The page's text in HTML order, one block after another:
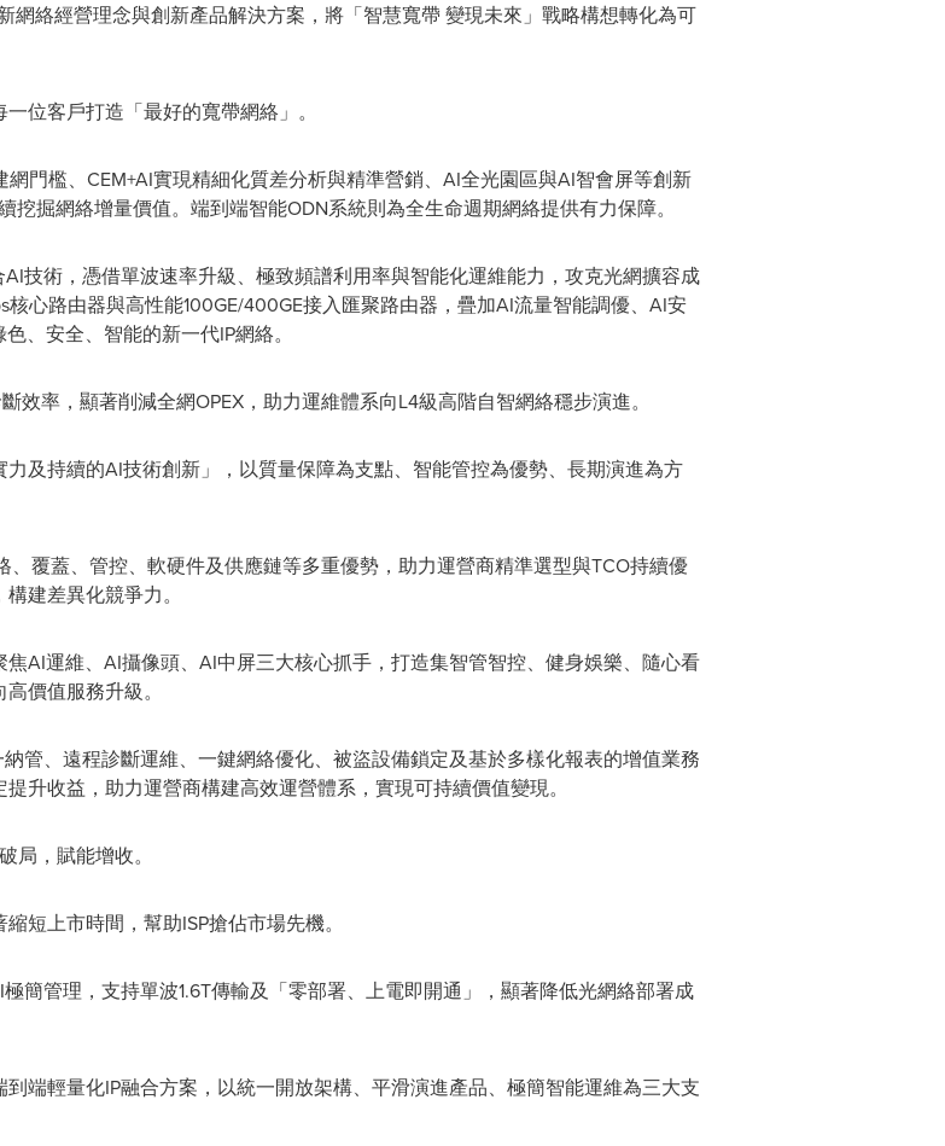
網絡經營理念與創新產品解決方案，將「智慧寬帶 變現未來」戰略構想轉化為可
位客戶打造「最好的寬帶網絡」。
門檻、CEM+AI實現精細化質差分析與精準營銷、AI全光園區與AI智會屏等創新
挖掘網絡增量價值。端到端智能ODN系統則為全生命週期網絡提供有力保障。
技術，憑借單波速率升級、極致頻譜利用率與智能化運維能力，攻克光網擴容成
心路由器與高性能100GE/400GE接入匯聚路由器，疊加AI流量智能調優、AI安
、安全、智能的新一代IP網絡。
率，顯著削減全網OPEX，助力運維體系向L4級高階自智網絡穩步演進。
及持續的AI技術創新」，以質量保障為支點、智能管控為優勢、長期演進為方
覆蓋、管控、軟硬件及供應鏈等多重優勢，助力運營商精準選型與TCO持續優
建差異化競爭力。
AI運維、AI攝像頭、AI中屏三大核心抓手，打造集智管智控、健身娛樂、隨心看
價值服務升級。
管、遠程診斷運維、一鍵網絡優化、被盜設備鎖定及基於多樣化報表的增值業務
升收益，助力運營商構建高效運營體系，實現可持續價值變現。
局，賦能增收。
短上市時間，幫助ISP搶佔市場先機。
簡管理，支持單波1.6T傳輸及「零部署、上電即開通」，顯著降低光網絡部署成
端輕量化IP融合方案，以統一開放架構、平滑演進產品、極簡智能運維為三大支